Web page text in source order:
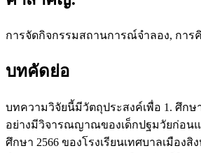
การจัดกิจกรรมสถานการณ์จำลอง, กา
บทคัดย่อ
บทความวิจัยนี้มีวัตถุประสงค์เพื่อ 1. ศึก
อย่างมีวิจารณญาณของเด็กปฐมวัยก่อนแ
ศึกษา 2566 ของโรงเรียนเทศบาลเมือ